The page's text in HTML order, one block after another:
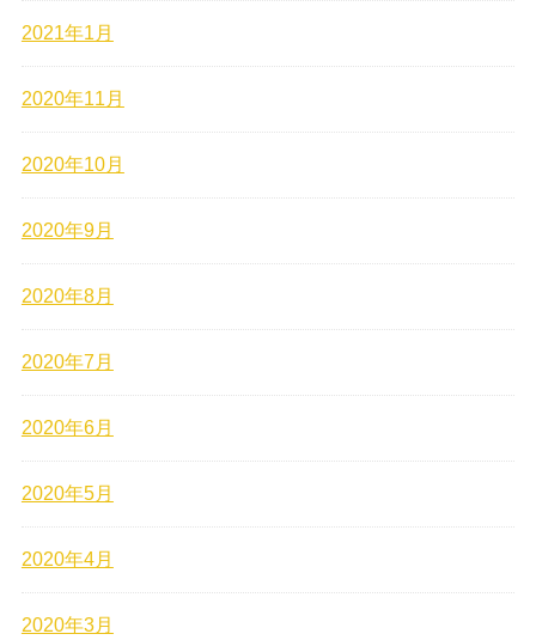
2021年1月
2020年11月
2020年10月
2020年9月
2020年8月
2020年7月
2020年6月
2020年5月
2020年4月
2020年3月